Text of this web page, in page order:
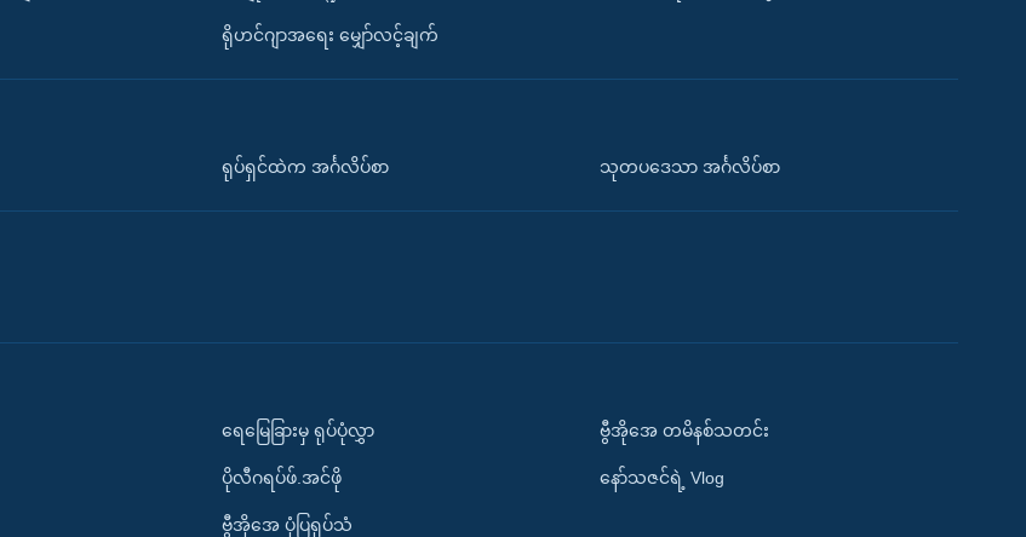
ရိုဟင်ဂျာအရေး မျှော်လင့်ချက်
ရုပ်ရှင်ထဲက အင်္ဂလိပ်စာ သုတပဒေသာ အင်္ဂလိပ်စာ
ရေမြေခြားမှ ရုပ်ပုံလွှာ
ပိုလီဂရပ်ဖ်.အင်ဖို
ဗွီအိုအေ ပုံပြရုပ်သံ
ဗွီအိုအေ တမိနစ်သတင်း
နော်သဇင်ရဲ့ Vlog